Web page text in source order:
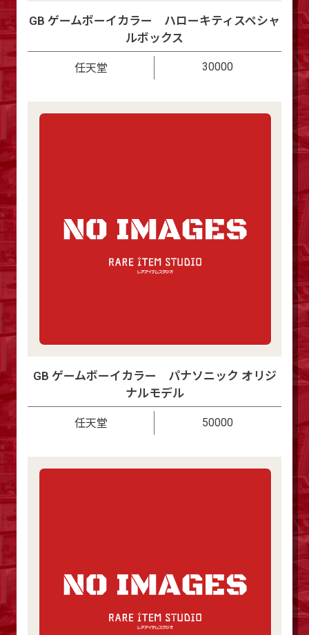
GB ゲームボーイカラー ハローキティスペシャ
ルボックス
任天堂 30000
GB ゲームボーイカラー パナソニック オリジ
ナルモデル
任天堂 50000